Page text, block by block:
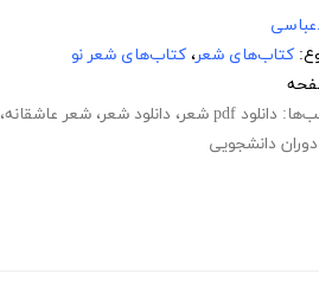
کتاب‌های شعر، کتاب‌های شعر نو
دانلود pdf شعر ، دانلود شعر، شعر عاشقانه،
دانشجویی